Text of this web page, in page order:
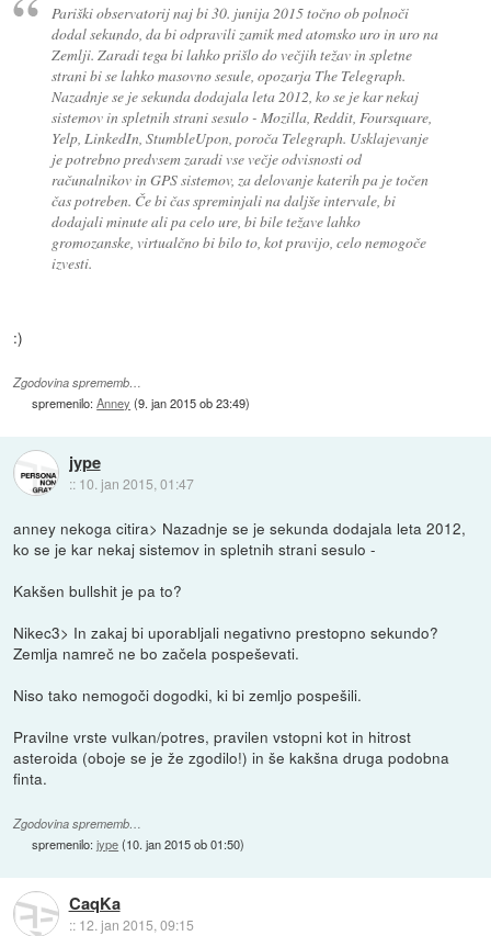
Pariški observatorij naj bi 30. junija 2015 točno ob polnoči
dodal sekundo, da bi odpravili zamik med atomsko uro in uro na
Zemlji. Zaradi tega bi lahko prišlo do večjih težav in spletne
strani bi se lahko masovno sesule, opozarja The Telegraph.
Nazadnje se je sekunda dodajala leta 2012, ko se je kar nekaj
sistemov in spletnih strani sesulo - Mozilla, Reddit, Foursquare,
Yelp, LinkedIn, StumbleUpon, poroča Telegraph. Usklajevanje
je potrebno predvsem zaradi vse večje odvisnosti od
računalnikov in GPS sistemov, za delovanje katerih pa je točen
čas potreben. Če bi čas spreminjali na daljše intervale, bi
dodajali minute ali pa celo ure, bi bile težave lahko
gromozanske, virtualčno bi bilo to, kot pravijo, celo nemogoče
izvesti.
:)
Zgodovina sprememb…
spremenilo:Anney (9. jan 2015 ob 23:49)
jype
:: 10. jan 2015, 01:47
anney nekoga citira> Nazadnje se je sekunda dodajala leta 2012,
ko se je kar nekaj sistemov in spletnih strani sesulo -
Kakšen bullshit je pa to?
Nikec3> In zakaj bi uporabljali negativno prestopno sekundo?
Zemlja namreč ne bo začela pospeševati.
Niso tako nemogoči dogodki, ki bi zemljo pospešili.
Pravilne vrste vulkan/potres, pravilen vstopni kot in hitrost
asteroida (oboje se je že zgodilo!) in še kakšna druga podobna
finta.
Zgodovina sprememb…
spremenilo:jype(10. jan 2015 ob 01:50)
CaqKa
:: 12. jan 2015, 09:15